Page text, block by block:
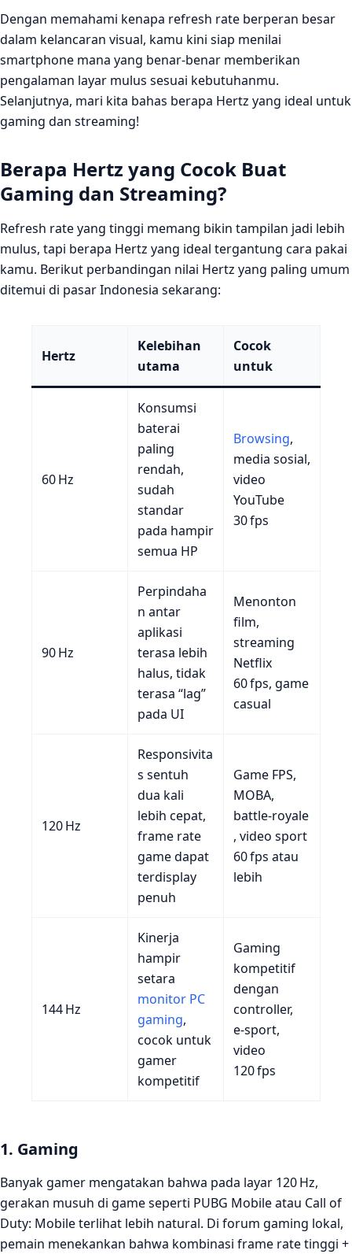
Dengan memahami kenapa refresh rate berperan besar
dalam kelancaran visual, kamu kini siap menilai
smartphone mana yang benar‑benar memberikan
pengalaman layar mulus sesuai kebutuhanmu.
Selanjutnya, mari kita bahas berapa Hertz yang ideal untuk
gaming dan streaming!
Berapa Hertz yang Cocok Buat
Gaming dan Streaming?
Refresh rate yang tinggi memang bikin tampilan jadi lebih
mulus, tapi berapa Hertz yang ideal tergantung cara pakai
kamu. Berikut perbandingan nilai Hertz yang paling umum
ditemui di pasar Indonesia sekarang:
Hertz
Kelebihan
utama
Cocok
untuk
60 Hz
Konsumsi
baterai
paling
rendah,
sudah
standar
pada hampir
semua HP
Browsing,
media sosial,
video
YouTube
30 fps
90 Hz
Perpindaha
n antar
aplikasi
terasa lebih
halus, tidak
terasa “lag”
pada UI
Menonton
film,
streaming
Netflix
60 fps, game
casual
120 Hz
Responsivita
s sentuh
dua kali
lebih cepat,
frame rate
game dapat
terdisplay
penuh
Game FPS,
MOBA,
battle‑royale
, video sport
60 fps atau
lebih
144 Hz
Kinerja
hampir
setara
monitor PC
gaming,
cocok untuk
gamer
kompetitif
Gaming
kompetitif
dengan
controller,
e‑sport,
video
120 fps
1. Gaming
Banyak gamer mengatakan bahwa pada layar 120 Hz,
gerakan musuh di game seperti PUBG Mobile atau Call of
Duty: Mobile terlihat lebih natural. Di forum gaming lokal,
pemain menekankan bahwa kombinasi frame rate tinggi +